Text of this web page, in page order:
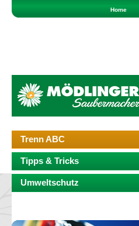
Home
Trenn ABC
Tipps & Tricks
Umweltschutz